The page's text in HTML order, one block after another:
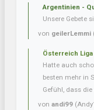
Argentinien -
Unsere Gebete
von geilerLemmi
Österreich Liga
Hatte auch
besten mehr in
Gefühl, dass
von andi99